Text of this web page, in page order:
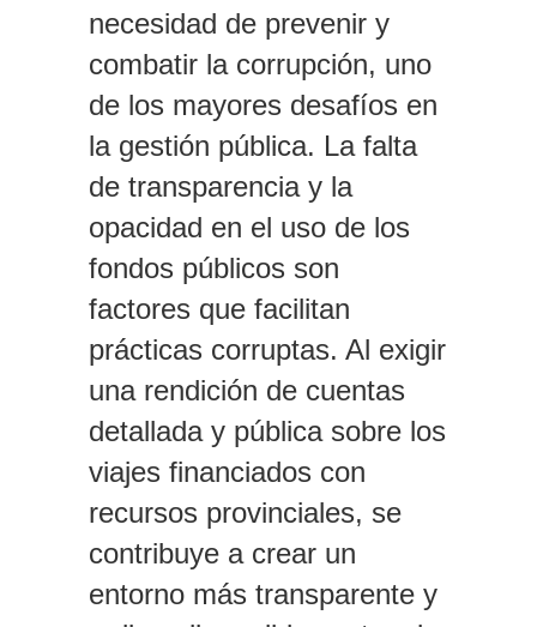
necesidad de prevenir y
combatir la corrupción, uno
de los mayores desafíos en
la gestión pública. La falta
de transparencia y la
opacidad en el uso de los
fondos públicos son
factores que facilitan
prácticas corruptas. Al exigir
una rendición de cuentas
detallada y pública sobre los
viajes financiados con
recursos provinciales, se
contribuye a crear un
entorno más transparente y